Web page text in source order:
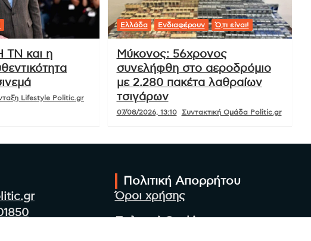
ΤΝ και η
Lifestyle Politic.gr
Ελλάδα Ενδιαφέρουν Ό,τι είναι!
Μύκονος: 56χρονος
συνελήφθη στο αεροδρόμιο
με 2.280 πακέτα λαθραίων
τσιγάρων
07/08/2026, 13:10 Συντακτική Ομάδα Politic.gr
Πολιτική Απορρήτου
Όροι χρήσης
Πολιτική Cookies